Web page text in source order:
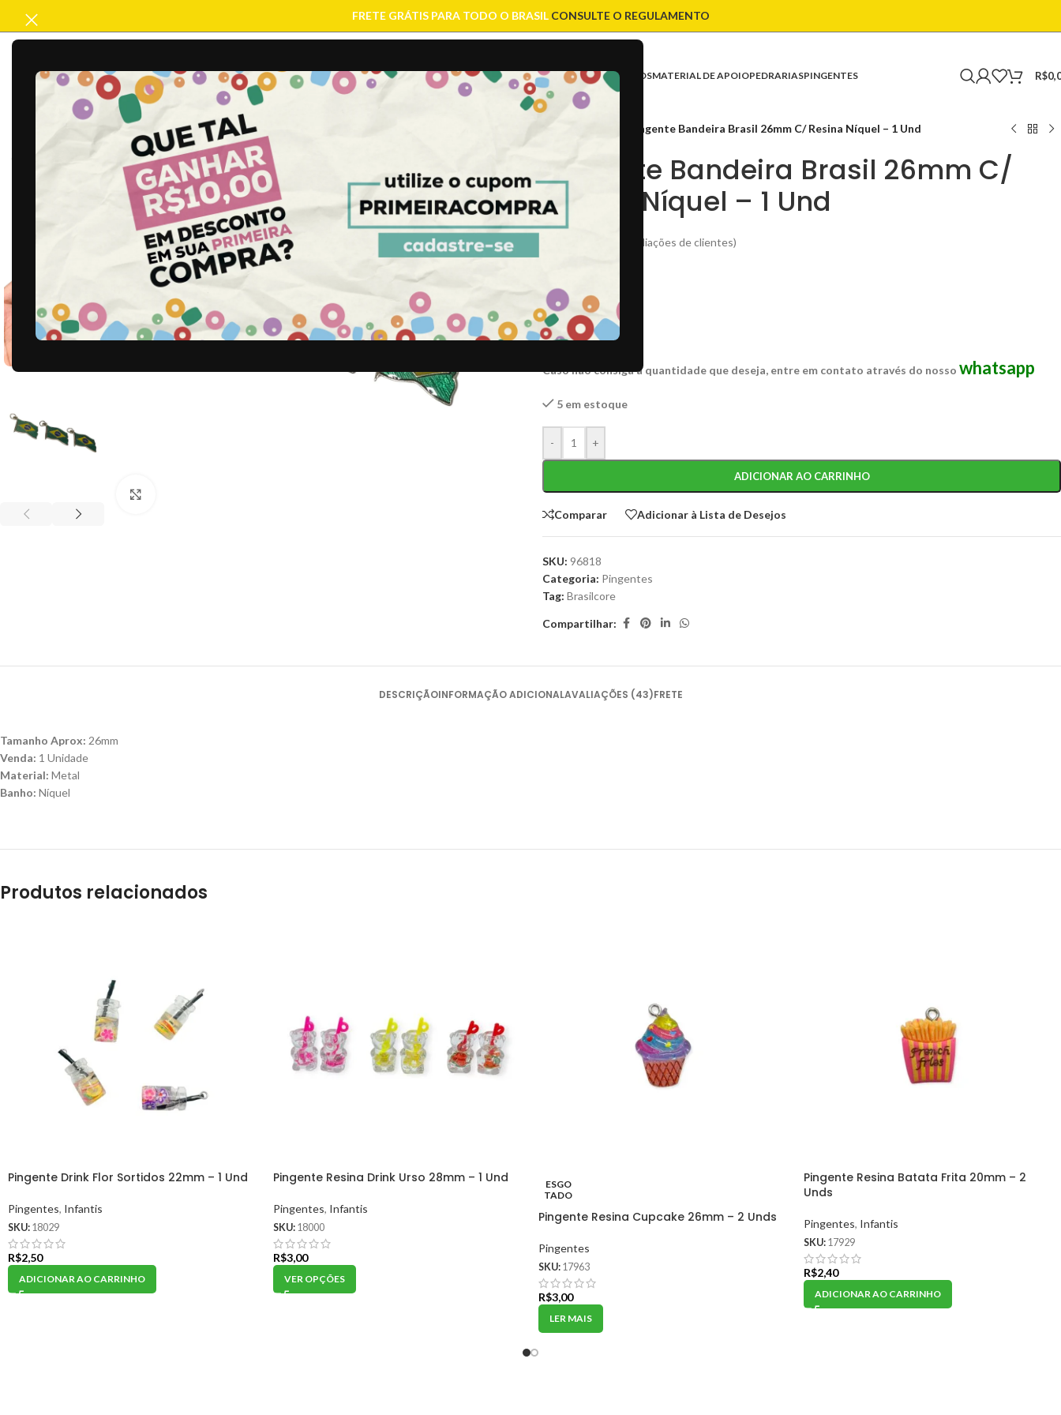
FRETE GRÁTIS PARA TODO O BRASIL CONSULTE O REGULAMENTO
ACABAMENTOARTESANATOBASESCONTAS CORRENTESENTREMEIOSFIOS E CORDÕES FECHOSMATERIAL DE APOIOPEDRARIASPINGENTES R$
Pingente Bandeira Brasil 26mm C/ Resina Níquel – 1 Und
Pingente Bandeira Brasil 26mm C/
Resina Níquel – 1 Und
avaliações de clientes)
CÓD
: 6544
CX
: A1/40
Caso não consiga a quantidade que deseja, entre em contato através do nosso whatsapp
5 em estoque
- +
ADICIONAR AO CARRINHO
Comparar Adicionar à Lista de Desejos
SKU: 96818
Categoria: Pingentes
Tag: Brasilcore
Compartilhar:
DESCRIÇÃOINFORMAÇÃO ADICIONALAVALIAÇÕES (43)FRETE
Tamanho Aprox: 26mm
Venda: 1 Unidade
Material: Metal
Banho: Níquel
Produtos relacionados
Pingente Drink Flor Sortidos 22mm – 1 Und
Pingentes, Infantis
SKU: 18029
R$2,50
ADICIONAR AO CARRINHO
Pingente Resina Drink Urso 28mm – 1 Und
Pingentes, Infantis
SKU: 18000
R$3,00
VER OPÇÕES
ESGO
TADO
Pingente Resina Cupcake 26mm – 2 Unds
Pingentes
SKU: 17963
R$3,00
LER MAIS
Pingente Resina Batata Frita 20mm – 2
Unds
Pingentes, Infantis
SKU: 17929
R$2,40
ADICIONAR AO CARRINHO